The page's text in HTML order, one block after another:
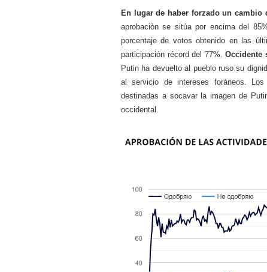
En lugar de haber forzado un
aprobación se sitúa por encima del
porcentaje de votos obtenido en las
participación récord del 77%. Occidente
Putin ha devuelto al pueblo ruso su
al servicio de intereses foráneos.
destinadas a socavar la imagen de
occidental.